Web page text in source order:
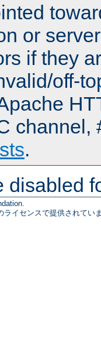
or
if they
off-
channel,
.
disabled
ライセンスで提供されてい